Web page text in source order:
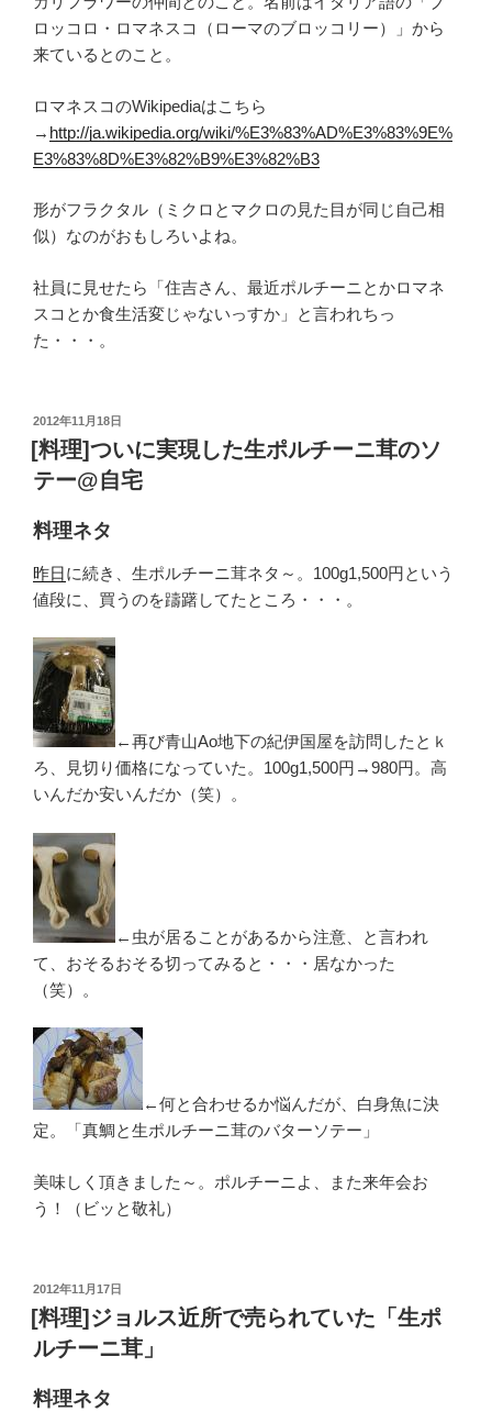
ロッコロ・ロマネスコ（ローマのブロッコリー）」から
来ているとのこと。
ロマネスコのWikipediaはこちら
→ http://ja.wikipedia.org/wiki/%E3%83%AD%E3%83%9E%
E3%83%8D%E3%82%B9%E3%82%B3
形がフラクタル（ミクロとマクロの見た目が同じ自己相
似）なのがおもしろいよね。
社員に見せたら「住吉さん、最近ポルチーニとかロマネ
スコとか食生活変じゃないっすか」と言われちっ
た・・・。
投
稿
日:
2012年11月18日
[料理]ついに実現した生ポルチーニ茸のソ
テー@自宅
料理ネタ
昨日に続き、生ポルチーニ茸ネタ～。100g1,500円という
値段に、買うのを躊躇してたところ・・・。
←再び青山Ao地下の紀伊国屋を訪問したとｋ
ろ、見切り価格になっていた。100g1,500円→980円。高
いんだか安いんだか（笑）。
←虫が居ることがあるから注意、と言われ
て、おそるおそる切ってみると・・・居なかった
（笑）。
←何と合わせるか悩んだが、白身魚に決
定。「真鯛と生ポルチーニ茸のバターソテー」
美味しく頂きました～。ポルチーニよ、また来年会お
う！（ビッと敬礼）
投
稿
日:
2012年11月17日
[料理]ジョルス近所で売られていた「生ポ
ルチーニ茸」
料理ネタ